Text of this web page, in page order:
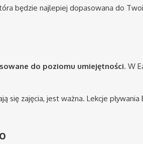
będzie najlepiej dopasowana do
do poziomu umiejętności. W
się zajęcia, jest ważna. Lekcje